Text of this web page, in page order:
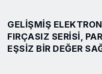
GELIŞMIŞ
FIRÇASIZ SERISI,
EŞSIZ BIR DEĞER